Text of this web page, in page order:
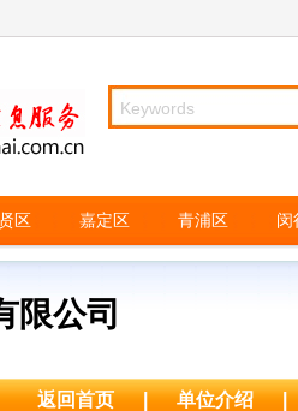
区 嘉定区 青浦区 闵
限公司
返回首页 | 单位介绍 |